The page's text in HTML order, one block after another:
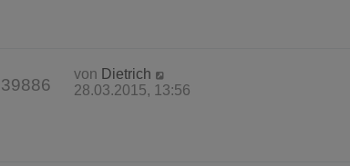
39886
von Dietrich
28.03.2015, 13:56